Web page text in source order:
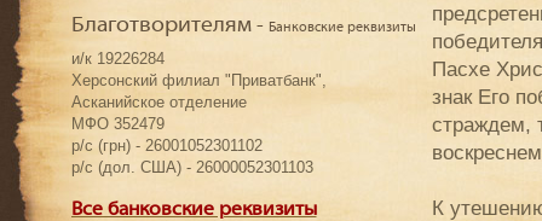
Пасхе
знак Его
страждем,
К
Благотворителям - Банковские реквизиты
и/к 19226284
Херсонский филиал "Приватбанк",
Асканийское отделение
МФО 352479
р/с (грн) - 26001052301102
р/с (дол. США) - 26000052301103
Все банковские реквизиты